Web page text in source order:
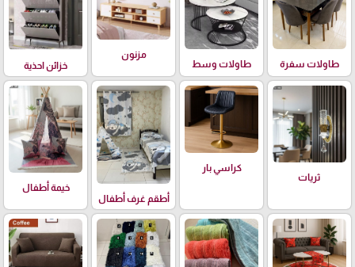
طاولات سفرة طاولات وسط
مزنون
خزائن احذية
ثريات
كراسي بار
أطقم غرف أطفال
خيمة أطفال